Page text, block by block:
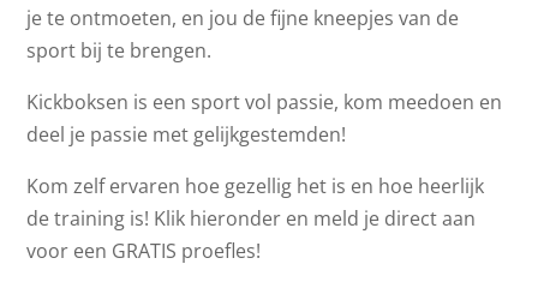
je te ontmoeten, en jou de fijne kneepjes van de
sport bij te brengen.
Kickboksen is een sport vol passie, kom meedoen en
deel je passie met gelijkgestemden!
Kom zelf ervaren hoe gezellig het is en hoe heerlijk
de training is! Klik hieronder en meld je direct aan
voor een GRATIS proefles!